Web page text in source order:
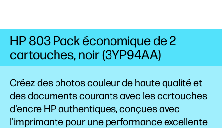
Créez des photos couleur de haute qualité et
des documents courants avec les cartouches
d'encre HP authentiques, conçues avec
l'imprimante pour une performance excellente
HP 803 Pack économique de 2
cartouches, noir (3YP94AA)